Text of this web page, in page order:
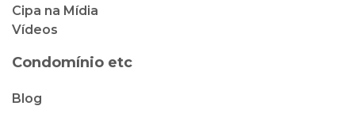
Cipa na Mídia
Vídeos
Condomínio etc
Blog